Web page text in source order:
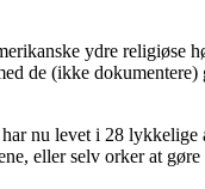
ydre religiøse
de (ikke
nu levet i 28
eller selv orker at gøre